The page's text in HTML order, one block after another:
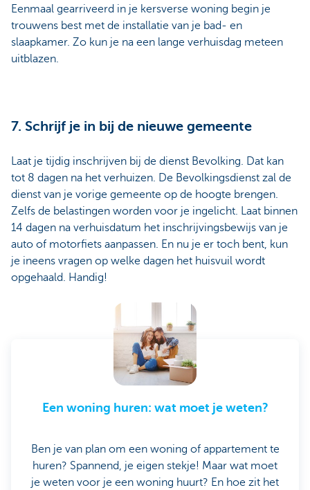
Eenmaal gearriveerd in je kersverse woning begin je
trouwens best met de installatie van je bad- en
slaapkamer. Zo kun je na een lange verhuisdag meteen
uitblazen.
7. Schrijf je in bij de nieuwe gemeente
Laat je tijdig inschrijven bij de dienst Bevolking. Dat kan
tot 8 dagen na het verhuizen. De Bevolkingsdienst zal de
dienst van je vorige gemeente op de hoogte brengen.
Zelfs de belastingen worden voor je ingelicht. Laat binnen
14 dagen na verhuisdatum het inschrijvingsbewijs van je
auto of motorfiets aanpassen. En nu je er toch bent, kun
je ineens vragen op welke dagen het huisvuil wordt
opgehaald. Handig!
Een woning huren: wat moet je weten?
Ben je van plan om een woning of appartement te
huren? Spannend, je eigen stekje! Maar wat moet
je weten voor je een woning huurt? En hoe zit het